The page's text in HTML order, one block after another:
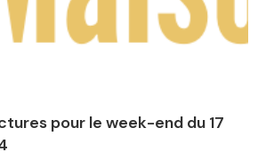
pour le week-end du 17